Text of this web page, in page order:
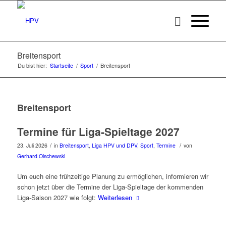
Breitensport
Du bist hier: Startseite / Sport / Breitensport
Breitensport
Termine für Liga-Spieltage 2027
23. Juli 2026 / in Breitensport, Liga HPV und DPV, Sport, Termine / von
Gerhard Olschewski
Um euch eine frühzeitige Planung zu ermöglichen, informieren wir
schon jetzt über die Termine der Liga-Spieltage der kommenden
Liga-Saison 2027 wie folgt: Weiterlesen